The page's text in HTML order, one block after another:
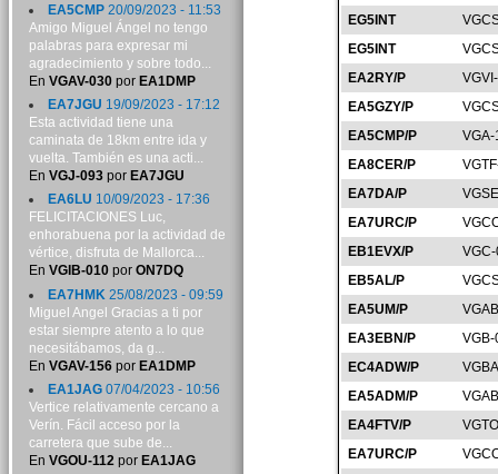
EG5INT
EG5INT
EA2RY/P
EA5GZY/P
EA5CMP/P
EA8CER/P
EA7DA/P
EA7URC/P
EB1EVX/P
EB5AL/P
EA5UM/P
EA3EBN/P
EC4ADW/P
EA5ADM/P
EA4FTV/P
EA7URC/P
EA5CMP20/09/2023 - 11:53
Amigo Miguel Ángel no tengo
palabras para expresar mi
agradecimiento y sobre todo...
En VGAV-030por EA1DMP
EA7JGU 19/09/2023 - 17:12
Esta actividad tiene una
caminata de 18km entre ida y
vuelta. También es una acti...
En VGJ-093por EA7JGU
EA6LU 10/09/2023 - 17:36
FELICITACIONES Luc,
enhorabuena por la actividad de
vértice, disfruta de Mallorca...
En VGIB-010por ON7DQ
EA7HMK 25/08/2023 - 09:59
Miguel Angel Gracias a ti por
estar siempre atento a lo que
necesitábamos, da g...
En VGAV-156por EA1DMP
EA1JAG07/04/2023 - 10:56
Vertice relativamente cercano a
Verín. Fácil acceso por la
carretera que sube de...
En VGOU-112por EA1JAG